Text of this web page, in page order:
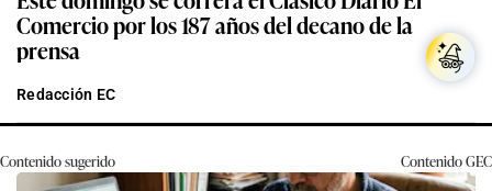
Comercio por los 187 años del decano de la
prensa
Redacción EC
Contenido sugerido ContenidoGEC